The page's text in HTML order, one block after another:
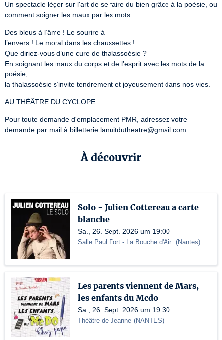
Un spectacle léger sur l'art de se faire du bien grâce à la poésie, ou
comment soigner les maux par les mots.
Des bleus à l’âme ! Le sourire à
l’envers ! Le moral dans les chaussettes !
Que diriez-vous d’une cure de thalassoésie ?
En soignant les maux du corps et de l’esprit avec les mots de la
poésie,
la thalassoésie s’invite tendrement et joyeusement dans nos vies.
AU THÉÂTRE DU CYCLOPE
Pour toute demande d'emplacement PMR, adressez votre
demande par mail à billetterie.lanuitdutheatre@gmail.com
À découvrir
Solo - Julien Cottereau a carte
blanche
Sa., 26. Sept. 2026 um 19:00
Salle Paul Fort - La Bouche d'Air (Nantes)
Les parents viennent de Mars,
les enfants du Mcdo
Sa., 26. Sept. 2026 um 19:30
Théâtre de Jeanne (NANTES)